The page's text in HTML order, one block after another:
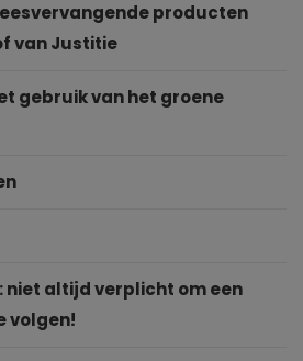
producten
van Justitie
gebruik van het groene
niet altijd verplicht om een
volgen!